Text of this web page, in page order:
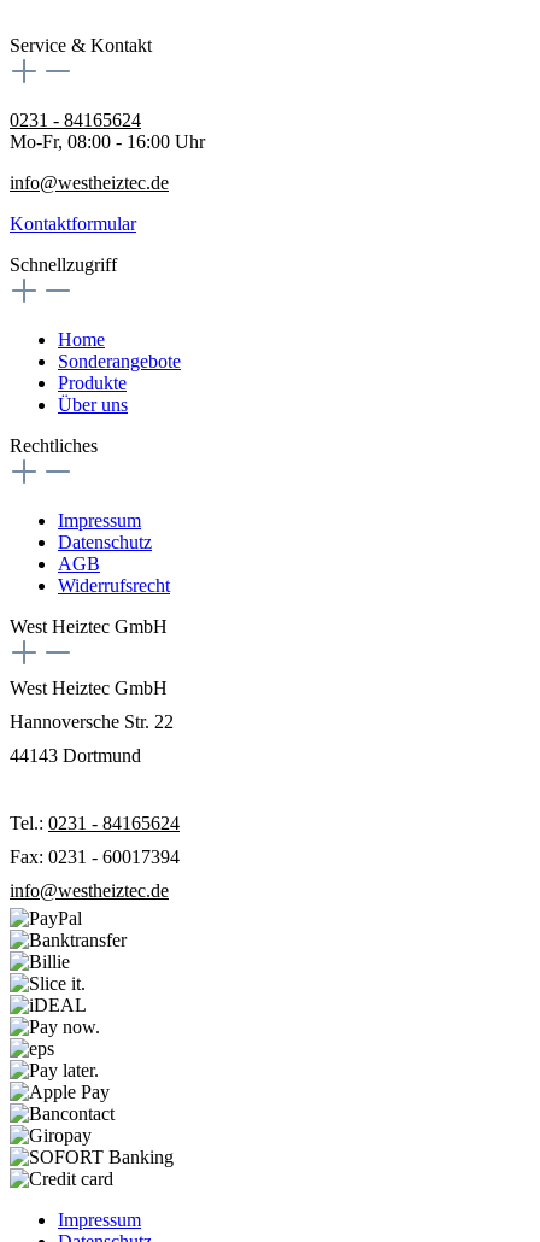
Service & Kontakt
0231 - 84165624
Mo-Fr, 08:00 - 16:00 Uhr
info@westheiztec.de
Kontaktformular
Schnellzugriff
Home
Sonderangebote
Produkte
Über uns
Rechtliches
Impressum
Datenschutz
AGB
Widerrufsrecht
West Heiztec GmbH
West Heiztec GmbH
Hannoversche Str. 22
44143 Dortmund
Tel.: 0231 - 84165624
Fax: 0231 - 60017394
info@westheiztec.de
Impressum